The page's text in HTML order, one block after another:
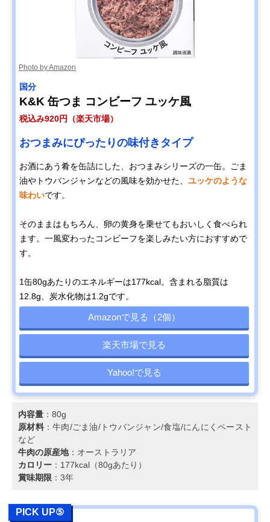
Photo by Amazon
国分
K&K 缶つま コンビーフ ユッケ風
税込み920円（楽天市場）
おつまみにぴったりの味付きタイプ
お酒にあう肴を缶詰にした、おつまみシリーズの一缶。ごま
油やトウバンジャンなどの風味を効かせた、 ユッケのような
味わいです。
そのままはもちろん、卵の黄身を乗せてもおいしく食べられ
ます。一風変わったコンビーフを楽しみたい方におすすめで
す。
1缶80gあたりのエネルギーは177kcal。含まれる脂質は
12.8g、炭水化物は1.2gです。
Amazonで見る（2個）
楽天市場で見る
Yahoo!で見る
内容量 ：80g
原材料：牛肉/ごま油/トウバンジャン/食塩/にんにくペースト
など
牛肉の原産地：オーストラリア
カロリー ：177kcal（80gあたり）
賞味期限 ：3年
PICK UP⑤